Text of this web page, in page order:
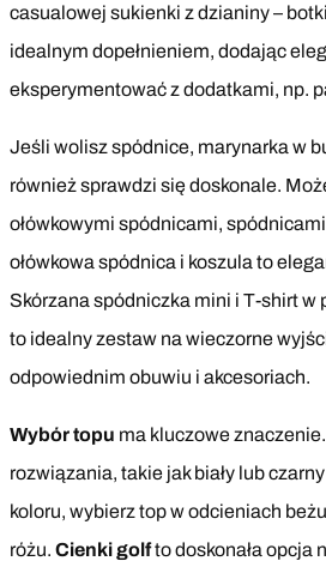
casualowej sukienki z dzianiny –
idealnym dopełnieniem, dodając
eksperymentować z dodatkami, np.
Jeśli wolisz spódnice, marynarka w
również sprawdzi się doskonale.
ołówkowymi spódnicami,
ołówkowa spódnica i koszula to
Skórzana spódniczka mini i T-shirt w
to idealny zestaw na wieczorne
odpowiednim obuwiu i akcesoriach.
Wybór topu ma kluczowe
rozwiązania, takie jak biały lub
koloru, wybierz top w odcieniach
różu. Cienki golfto doskonała opcja